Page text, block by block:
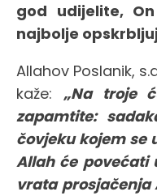
god udijelite,
najbolje
Allahov Poslanik,
kaže: „Na troje
zapamtite:
čovjeku kojem se
Allah će povećati
vrata